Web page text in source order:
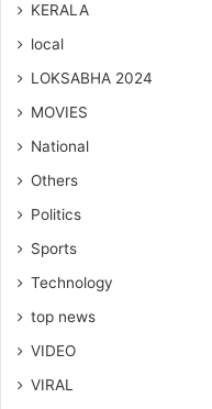
KERALA
local
LOKSABHA 2024
MOVIES
National
Others
Politics
Sports
Technology
top news
VIDEO
VIRAL